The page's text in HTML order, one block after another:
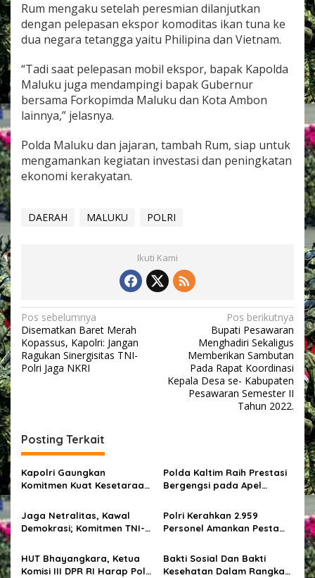
t
e
r
Rum mengaku setelah peresmian dilanjutkan
dengan pelepasan ekspor komoditas ikan tuna ke
dua negara tetangga yaitu Philipina dan Vietnam.
“Tadi saat pelepasan mobil ekspor, bapak Kapolda
Maluku juga mendampingi bapak Gubernur
bersama Forkopimda Maluku dan Kota Ambon
lainnya,” jelasnya.
Polda Maluku dan jajaran, tambah Rum, siap untuk
mengamankan kegiatan investasi dan peningkatan
ekonomi kerakyatan.
DAERAH MALUKU POLRI
Ikuti Kami
N
a
v
s
i
p
s
Pos sebelumnya
Disematkan Baret Merah
Kopassus, Kapolri: Jangan
Ragukan Sinergisitas TNI-
Polri Jaga NKRI
Pos berikutnya
Bupati Pesawaran
Menghadiri Sekaligus
Memberikan Sambutan
Pada Rapat Koordinasi
Kepala Desa se- Kabupaten
Pesawaran Semester II
Tahun 2022.
Posting Terkait
Kapolri Gaungkan
Komitmen Kuat Kesetaraan
‘HeForShe’ Movement
Polda Kaltim Raih Prestasi
Bergengsi pada Apel
Berikan Apresiasi untuk
Seluruh Jajaran
Jaga Netralitas, Kawal
Demokrasi; Komitmen TNI-
Damai
Polri Kerahkan 2.959
Personel Amankan Pesta
Bhayangkara Ke-78 di
Monas
HUT Bhayangkara, Ketua
Komisi III DPR RI Harap Polri
Bakti Sosial Dan Bakti
Kesehatan Dalam Rangka